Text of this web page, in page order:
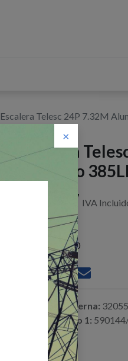
×
Escalera Telesc 24P 7.32M
Escalera
Aluminio
419,07 IVA
Existencias : 3.0
Referencia interna:
Código alterno 1: